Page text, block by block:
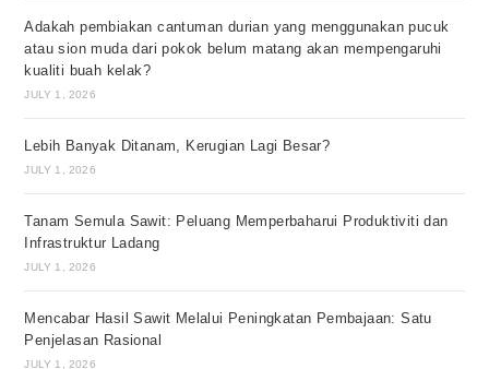
Adakah pembiakan cantuman durian yang menggunakan pucuk
atau sion muda dari pokok belum matang akan mempengaruhi
kualiti buah kelak?
JULY 1, 2026
Lebih Banyak Ditanam, Kerugian Lagi Besar?
JULY 1, 2026
Tanam Semula Sawit: Peluang Memperbaharui Produktiviti dan
Infrastruktur Ladang
JULY 1, 2026
Mencabar Hasil Sawit Melalui Peningkatan Pembajaan: Satu
Penjelasan Rasional
JULY 1, 2026